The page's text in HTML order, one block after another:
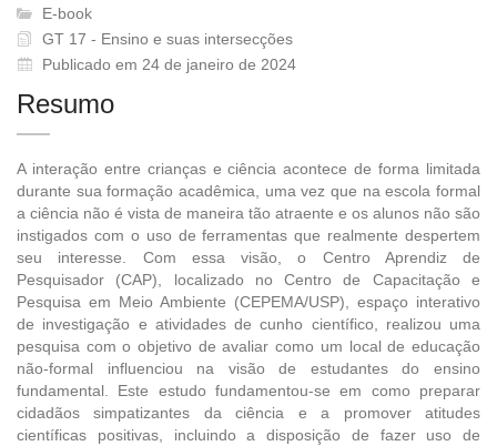
E-book
GT 17 - Ensino e suas intersecções
Publicado em 24 de janeiro de 2024
Resumo
A interação entre crianças e ciência acontece de forma limitada
durante sua formação acadêmica, uma vez que na escola formal
a ciência não é vista de maneira tão atraente e os alunos não são
instigados com o uso de ferramentas que realmente despertem
seu interesse. Com essa visão, o Centro Aprendiz de
Pesquisador (CAP), localizado no Centro de Capacitação e
Pesquisa em Meio Ambiente (CEPEMA/USP), espaço interativo
de investigação e atividades de cunho científico, realizou uma
pesquisa com o objetivo de avaliar como um local de educação
não-formal influenciou na visão de estudantes do ensino
fundamental. Este estudo fundamentou-se em como preparar
cidadãos simpatizantes da ciência e a promover atitudes
científicas positivas, incluindo a disposição de fazer uso de